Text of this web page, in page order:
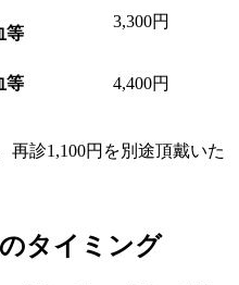
等
3,300円
等
4,400円
診1,100円を別途頂戴いた
タイミング